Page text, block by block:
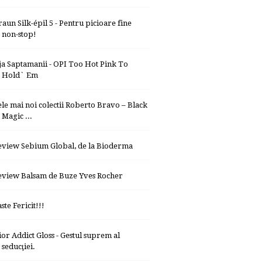
Silk-épil 5 - Pentru picioare fine
non-stop!
Saptamanii - OPI Too Hot Pink To
Hold` Em
mai noi colectii Roberto Bravo – Black
Magic ...
Sebium Global, de la Bioderma
Balsam de Buze Yves Rocher
Fericit!!!
Addict Gloss - Gestul suprem al
seducţiei.